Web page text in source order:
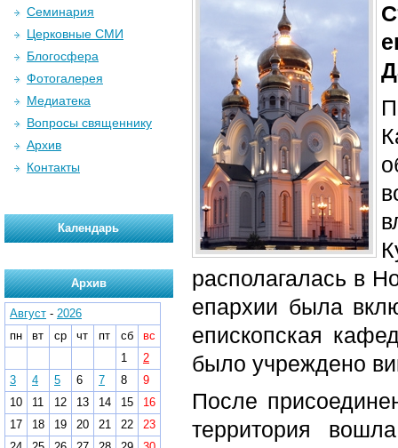
располагалась в
епархии была
епископская
было учреждено
После
территория
Семинария
Церковные СМИ
Блогосфера
Фотогалерея
Медиатека
Вопросы священнику
Архив
Контакты
Календарь
Архив
Август - 2026
пн
вт ср чт пт сб
вс
1
2
3
4 5 6 7 8
9
10
11 12 13 14 15
16
17
18 19 20 21 22
23